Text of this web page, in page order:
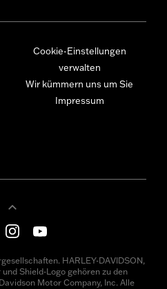
Cookie-Einstellungen
verwalten
Wir kümmern uns um Sie
Impressum
HARLEY-DAVIDSON,
Shield-Logo gehören zu den
Motor Company, Inc. Alle